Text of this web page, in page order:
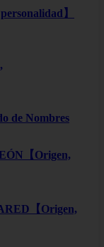
】
de Nombres
【Origen,
【Origen,